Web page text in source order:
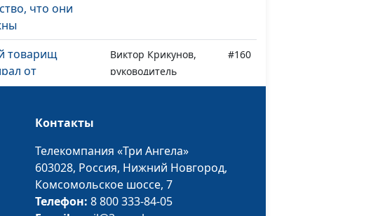
что они
товарищ
от
Виктор Крикунов,
руководитель
христианского
#160
были
прогнозы во
моей
Светлана Игнатьева
Контакты
Телекомпания «Три Ангела»
603028, Россия, Нижний Новгород,
Комсомольское шоссе, 7
Телефон: 8 800 333-84-05